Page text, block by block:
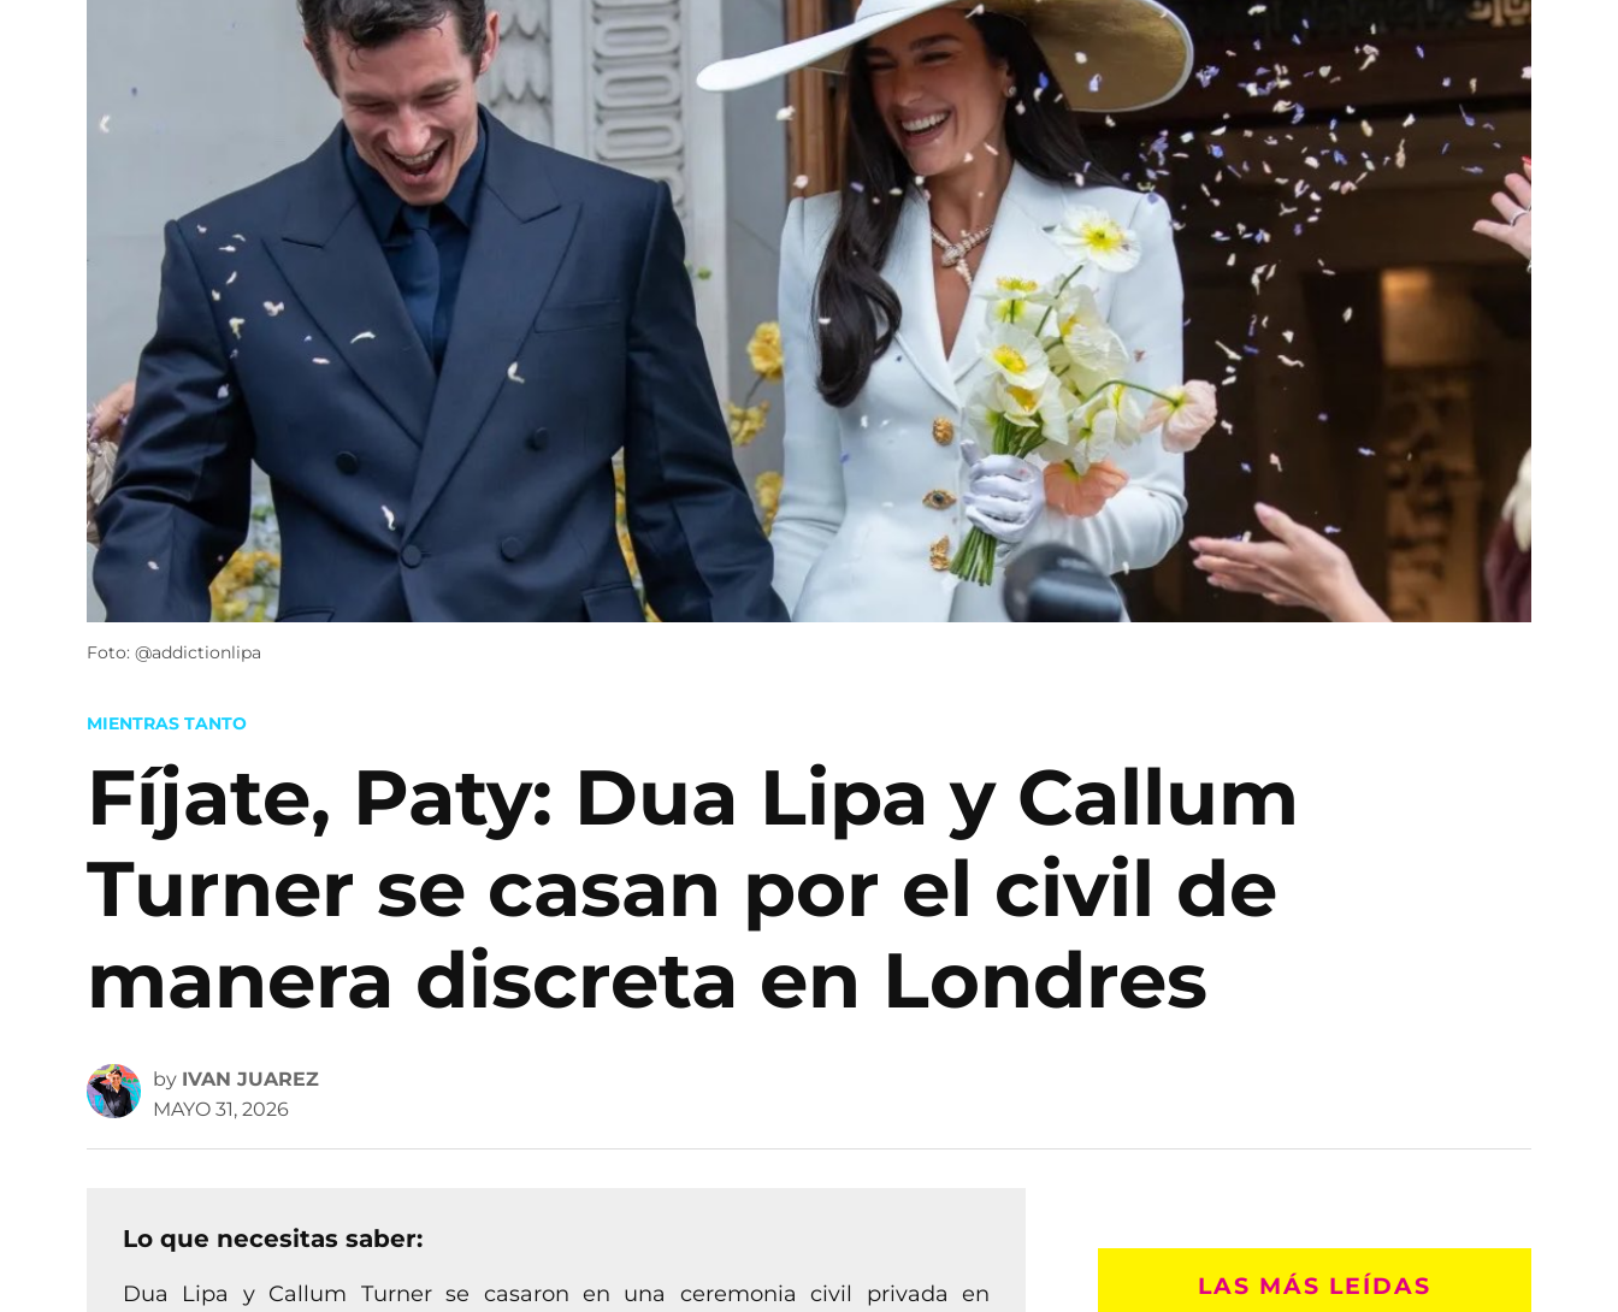
Foto: @addictionlipa
POSTED
MIENTRAS TANTO
Fíjate, Paty: Dua Lipa y Callum
Turner se casan por el civil de
manera discreta en Londres
by IVAN JUAREZ
MAYO 31, 2026
Lo que necesitas saber:
Dua Lipa y Callum Turner se casaron en una ceremonia civil privada en
LAS MÁS LEÍDAS